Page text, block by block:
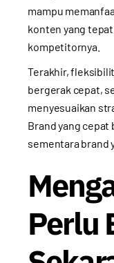
mampu
konten yang
kompetitornya.
Terakhir,
bergerak cepat,
menyesuaikan
Brand yang cepat
sementara brand
Perlu